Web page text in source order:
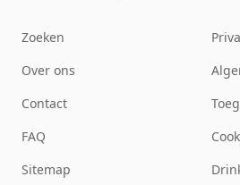
Zoeken
Over ons
Contact
FAQ
Sitemap